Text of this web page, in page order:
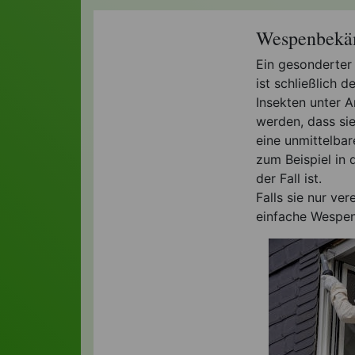
Ein
ist schließlich
Insekten unter
werden, dass
eine
zum Beispiel in
der Fall ist.
Falls sie nur
einfache